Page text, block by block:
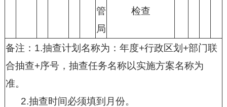
管
局
检查
备注：1.抽查计划名称为：年度+行政区划+部门联
合抽查+序号，抽查任务名称以实施方案名称为
准。
2.抽查时间必须填到月份。